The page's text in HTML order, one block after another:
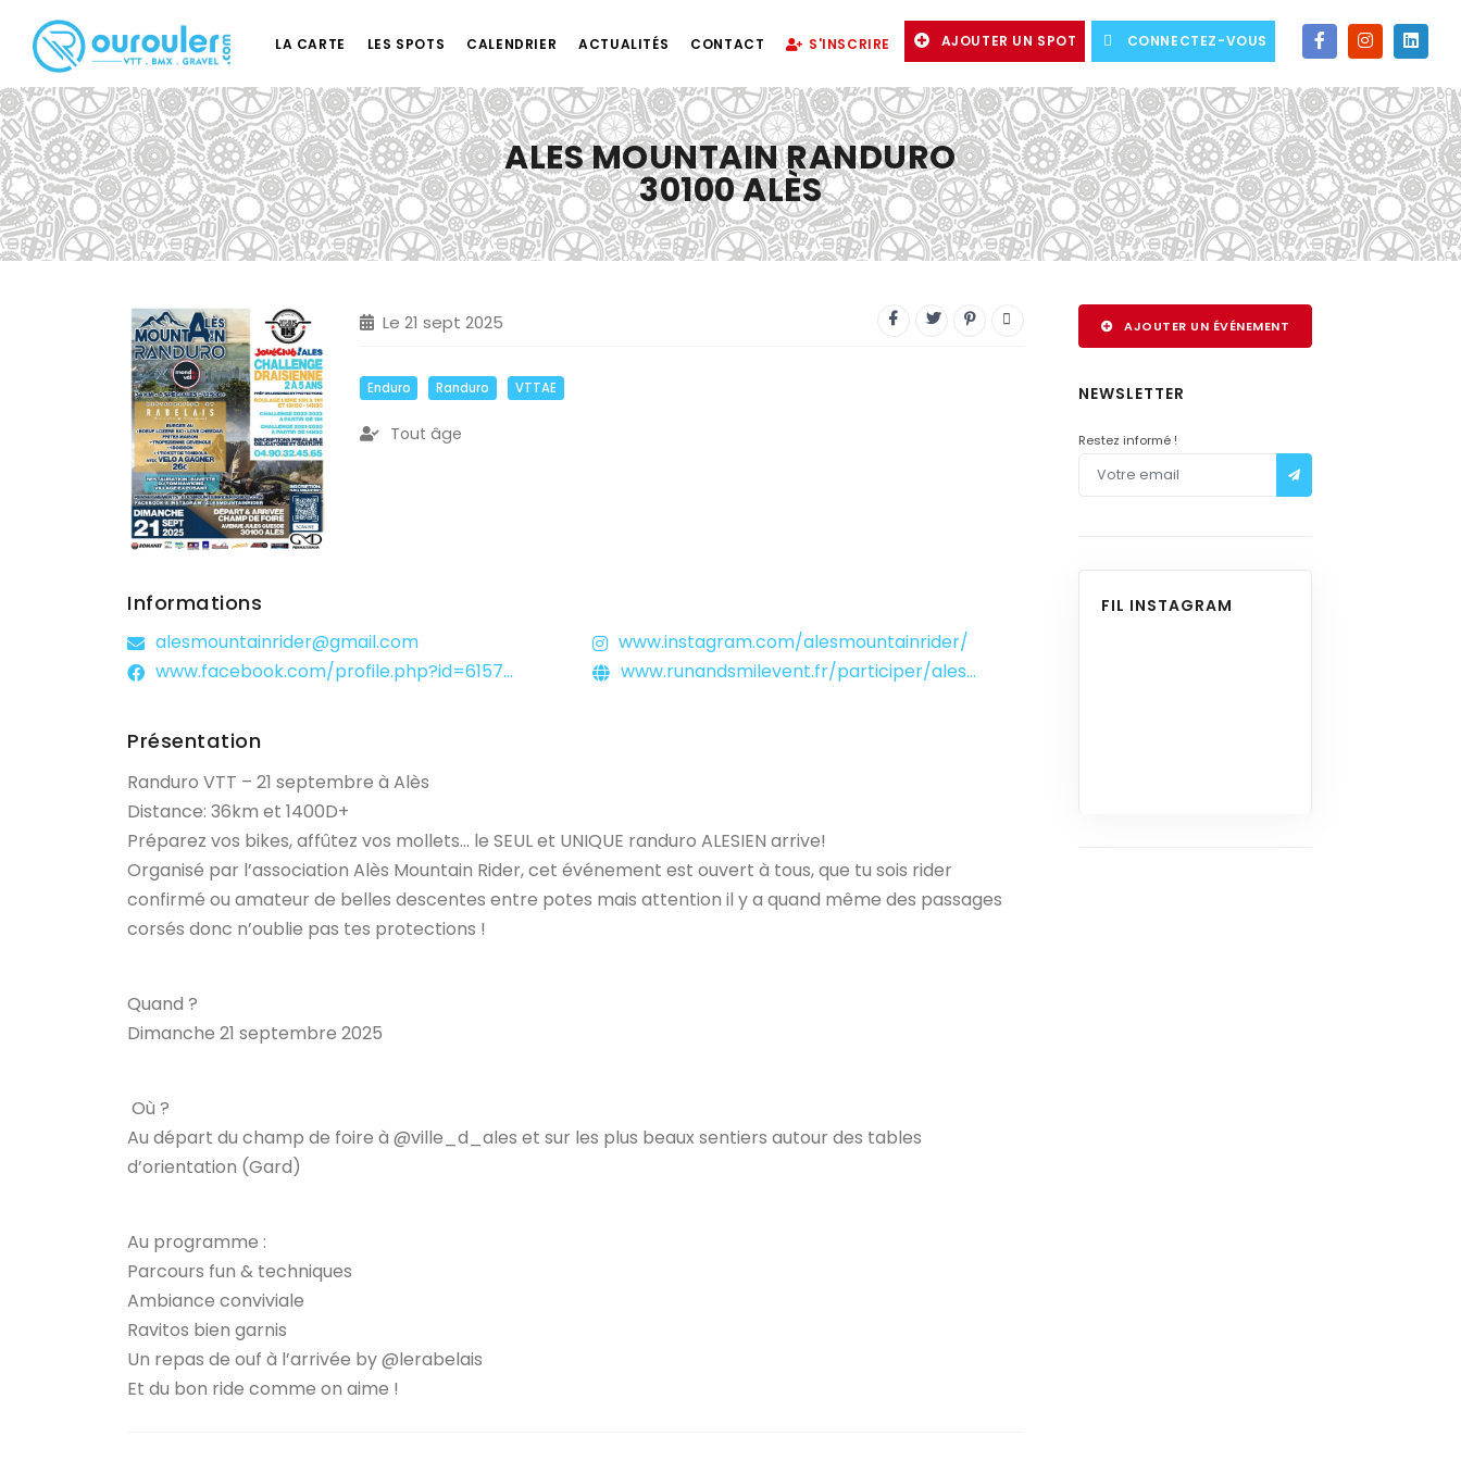
LA CARTE LES SPOTS CALENDRIER ACTUALITÉS CONTACT S'INSCRIRE AJOUTER UN SPOT CONNECTEZ-VOUS
ALES MOUNTAIN RANDURO
30100 ALÈS
Le 21 sept 2025
Enduro Randuro VTTAE
Tout âge
Informations
alesmountainrider@gmail.com
www.facebook.com/profile.php?id=61572211048112
www.instagram.com/alesmountainrider/
www.runandsmilevent.fr/participer/ales-mountain-randuro/
Présentation
Randuro VTT – 21 septembre à Alès
Distance: 36km et 1400D+
Préparez vos bikes, affûtez vos mollets… le SEUL et UNIQUE randuro ALESIEN arrive!
Organisé par l’association Alès Mountain Rider, cet événement est ouvert à tous, que tu sois rider
confirmé ou amateur de belles descentes entre potes mais attention il y a quand même des passages
corsés donc n’oublie pas tes protections !
Quand ?
Dimanche 21 septembre 2025
Où ?
Au départ du champ de foire à @ville_d_ales et sur les plus beaux sentiers autour des tables
d’orientation (Gard)
Au programme :
Parcours fun & techniques
Ambiance conviviale
Ravitos bien garnis
Un repas de ouf à l’arrivée by @lerabelais
Et du bon ride comme on aime !
AJOUTER UN ÉVÉNEMENT
NEWSLETTER
Restez informé !
FIL INSTAGRAM